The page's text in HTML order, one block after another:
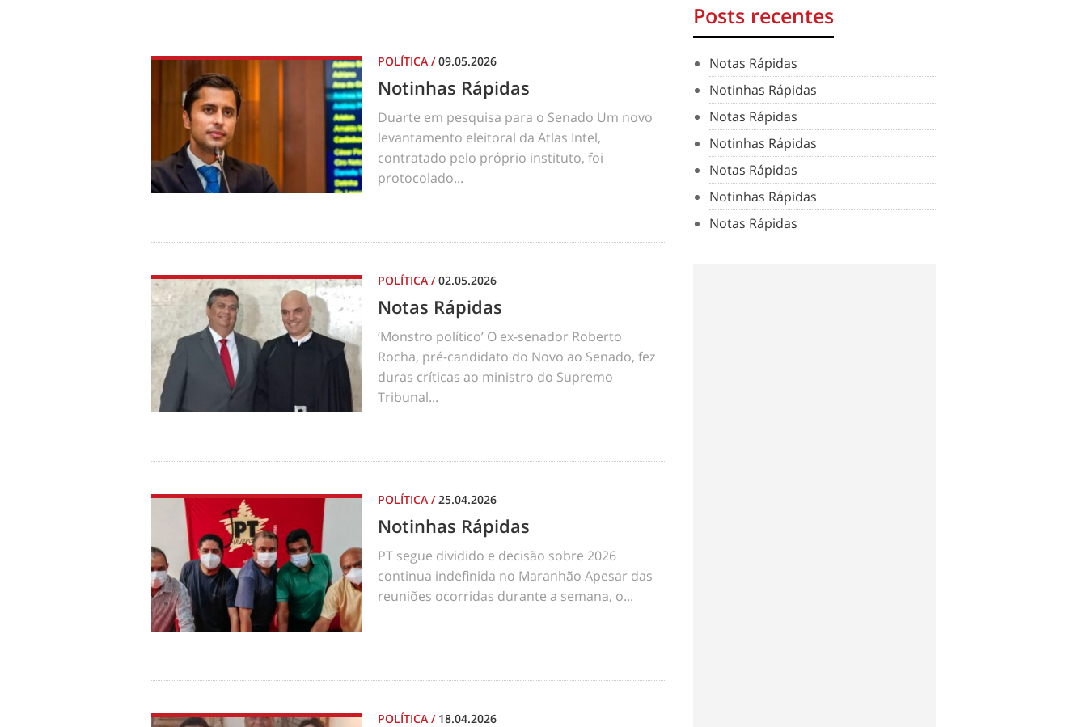
POLÍTICA /09.05.2026
Notinhas Rápidas
Duarte em pesquisa para o Senado Um novo
levantamento eleitoral da Atlas Intel,
contratado pelo próprio instituto, foi
protocolado...
POLÍTICA /02.05.2026
Notas Rápidas
‘Monstro político’ O ex-senador Roberto
Rocha, pré-candidato do Novo ao Senado, fez
duras críticas ao ministro do Supremo
Tribunal...
POLÍTICA /25.04.2026
Notinhas Rápidas
PT segue dividido e decisão sobre 2026
continua indefinida no Maranhão Apesar das
reuniões ocorridas durante a semana, o...
POLÍTICA / 18.04.2026
Posts recentes
Notas Rápidas
Notinhas Rápidas
Notas Rápidas
Notinhas Rápidas
Notas Rápidas
Notinhas Rápidas
Notas Rápidas